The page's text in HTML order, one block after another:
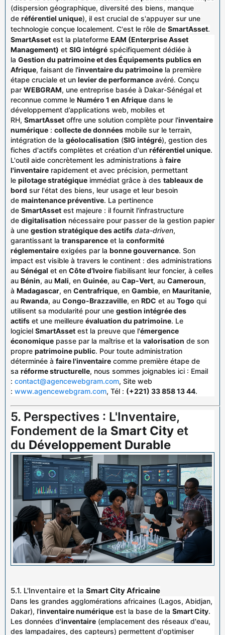
(dispersion géographique, diversité des biens, manque
de référentiel unique), il est crucial de s'appuyer sur une
technologie conçue localement. C'est le rôle de SmartAsset.
SmartAsset est la plateforme EAM (Enterprise Asset
Management) et SIG intégré spécifiquement dédiée à
la Gestion du patrimoine et des Équipements publics en
Afrique, faisant de l'inventaire du patrimoine la première
étape cruciale et un levier de performance avéré. Conçu
par WEBGRAM, une entreprise basée à Dakar-Sénégal et
reconnue comme le Numéro 1 en Afrique dans le
développement d’applications web, mobiles et
RH, SmartAsset offre une solution complète pour l'inventaire
numérique : collecte de données mobile sur le terrain,
intégration de la géolocalisation (SIG intégré), gestion des
fiches d'actifs complètes et création d'un référentiel unique.
L'outil aide concrètement les administrations à faire
l'inventaire rapidement et avec précision, permettant
le pilotage stratégique immédiat grâce à des tableaux de
bord sur l'état des biens, leur usage et leur besoin
de maintenance préventive. La pertinence
de SmartAsset est majeure : il fournit l'infrastructure
de digitalisation nécessaire pour passer de la gestion papier
à une gestion stratégique des actifs data-driven,
garantissant la transparence et la conformité
réglementaire exigées par la bonne gouvernance. Son
impact est visible à travers le continent : des administrations
au Sénégal et en Côte d’Ivoire fiabilisant leur foncier, à celles
au Bénin, au Mali, en Guinée, au Cap-Vert, au Cameroun,
à Madagascar, en Centrafrique, en Gambie, en Mauritanie,
au Rwanda, au Congo-Brazzaville, en RDC et au Togo qui
utilisent sa modularité pour une gestion intégrée des
actifs et une meilleure évaluation du patrimoine. Le
logiciel SmartAsset est la preuve que l'émergence
économique passe par la maîtrise et la valorisation de son
propre patrimoine public. Pour toute administration
déterminée à faire l'inventaire comme première étape de
sa réforme structurelle, nous sommes joignables ici : Email
: contact@agencewebgram.com, Site web
: www.agencewebgram.com, Tél : (+221) 33 858 13 44.
5. Perspectives : L'Inventaire,
Fondement de la Smart City et
du Développement Durable
5.1. L'Inventaire et la Smart City Africaine
Dans les grandes agglomérations africaines (Lagos, Abidjan,
Dakar), l'inventaire numérique est la base de la Smart City.
Les données d'inventaire (emplacement des réseaux d'eau,
des lampadaires, des capteurs) permettent d'optimiser